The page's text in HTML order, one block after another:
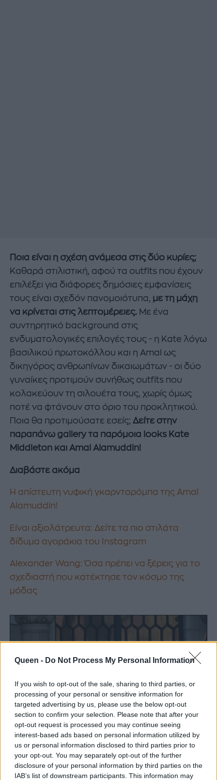
Queen - Do Not Process My Personal Information
If you wish to opt-out of the sale, sharing to third parties, or
processing of your personal or sensitive information for
targeted advertising by us, please use the below opt-out
section to confirm your selection. Please note that after your
opt-out request is processed you may continue seeing
interest-based ads based on personal information utilized by
us or personal information disclosed to third parties prior to
your opt-out. You may separately opt-out of the further
disclosure of your personal information by third parties on the
IAB’s list of downstream participants. This information may
Ποια είναι η σχέση ανάμεσα στις δύο κυρίες;
Καθαρά στιλιστική, αφού τα outfits που έχουν
επιλέξει για διάφορες δημόσιες εμφανίσεις
τους είναι σχεδόν πανομοιότυπα, με τη μάχη
να κρίνεται στις λεπτομέρειες. Με ένα
συντηρητικό background στις
ενδυματολογικές επιλογές τους - η Kate λόγω
βασιλικού πρωτοκόλλου και η Amal ως
δικηγόρος ανθρωπίνων δικαιωμάτων - οι δύο
γυναίκες προτιμούν συνήθως outfits που
κολακεύουν τη σιλουέτα τους, χωρίς όμως
ποτέ να φτάνουν στο όριο του προκλητικού.
Ποια θα προτιμούσατε εσείς; Δείτε στην
παραπάνω gallery τα παρόμοια looks Kate
Middleton και Amal Alamuddin!
Διαβάστε ακόμα
Η απίστευτη νυφική γκαρνταρόμπα της Amal
Alamuddin!
Eίναι αξιολάτρευτα: Δείτε τα πιο στιλάτα
δίδυμα αγοράκια του Instagram
Alexander Wang: Όσα πρέπει να ξέρεις για το
σχεδιαστή που κατέκτησε τον κόσμο της
μόδας